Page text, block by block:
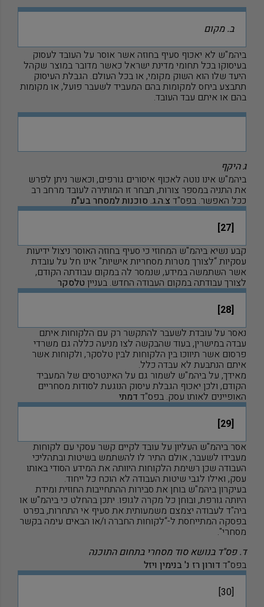
ב. מקום
ביהמ"ש לא יאכוף סעיף בחוזה אשר אוסר על העובד לעסוק
בעיסוקו בכל תחומי מדינת ישראל כאשר מדובר במוצר שקהל
היעד שלו הוא השוק מקומי, או בכל העולם. הגבלת העיסוק
תתבצע ביחס למקומות בהם המעביד לשעבר פועל, או מקומות
בהם או איתם עבד העובד.
ג היקף
ביהמ"ש אינו נוטה לאכוף איסורים גורפים, וכאשר ניתן לפרש
את התניה במספר צורות, תבחר זו המותירה לעובד מרחב רב
ככל האפשר. בפס"ד צ.ה.ג. סוכנות למסחר בע"מ
[27]
קבע נשיא ביהמ"ש המחוזי כי סעיף בחוזה האוסר ניצול ידיעות
עסקיות “לצורך מטרות מסחריות אישיות" אינו חל על עובדת
אשר השתמשה במידע, שנמסר לה במקום עבודתה הקודם,
לצורך עבודתה במקום העבודה החדש. בעניין טלסקר
[28]
נאסר על עובדת לשעבר להתקשר רק עם הלקוחות איתם
עבדה במישרין, בעוד שהבקשה לצו מניעה כללה גם משרדי
פרסום אשר תיווכו בין הלקוחות לבין טלסקר, ולקוחות אשר
איתם הנתבעת לא עבדה כלל.
מאידך, על ביהמ"ש לשמור גם על האינטרסים של המעביד
הקודם, ולכן יאכוף הגבלת עיסוק הנוגעת לסודות מסחריים
האופיינים לאותו עסק. בפס"ד דמתי
[29]
אסר ביהמ"ש העליון על עובד לקיים קשר עסקי עם לקוחות
מעבידו לשעבר, אולם התיר לו להשתמש בשיטות ובתהליכי
העבודה שכן רשימת הלקוחות היוותה את המידע הסודי באותו
עסק, ואילו לגבי שיטות העבודה לא הוכח כל ייחוד.
בעיקרון ביהמ"ש בוחן את סבירות ההתחייבות החוזית ומידת
היותה גורפת, ובוחן כל מקרה לגופו. יתכן בהחלט כי ביהמ"ש או
ביה"ד לעבודה יצמצם משמעותית את סעיף אי התחרות, בפרט
בפסקה המתייחסת ל-“לקוחות החברה ו/או הבאים עימה בקשר
מסחרי"
.
ד. פס"ד בנושא סוד מסחרי בתחום התוכנה
בפס"ד דורון רז נ' בנימין ויזל
[30]